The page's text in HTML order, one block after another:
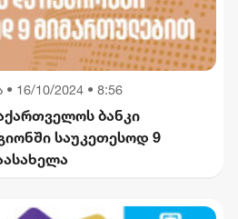
• 16/10/2024 • 8:56
ბანკი
საუკეთესოდ 9